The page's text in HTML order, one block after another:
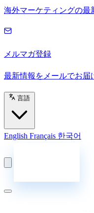
海外マーケティングの最
メルマガ登録
最新情報をメールでお届
言語
English Français 한국어